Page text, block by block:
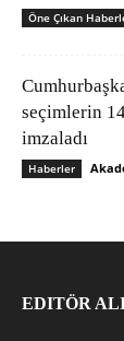
Öne Çıkan
seçimlerin
imzaladı
Haberler
EDITÖR